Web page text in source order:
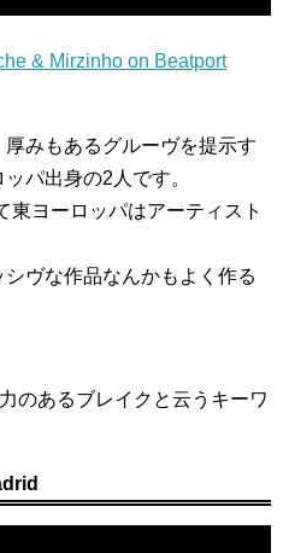
& Mirzinho on Beatport
みもあるグルーヴを提示す
パ出身の2人です。
東ヨーロッパはアーティスト
ヴな作品なんかもよく作る
のあるブレイクと云うキーワ